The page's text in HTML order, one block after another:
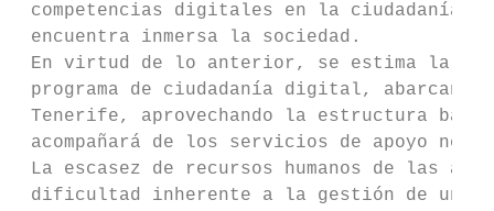
competencias digitales en la
encuentra inmersa la sociedad.
En virtud de lo anterior, se estima la
programa de ciudadanía digital,
Tenerife, aprovechando la estructura
acompañará de los servicios de apoyo
La escasez de recursos humanos de las
dificultad inherente a la gestión de un